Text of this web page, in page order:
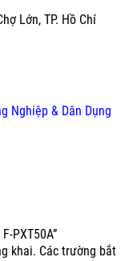
Lớn, TP. Hồ Chí
Nghiệp & Dân Dụng
PXT50A”
khai. Các trường bắt